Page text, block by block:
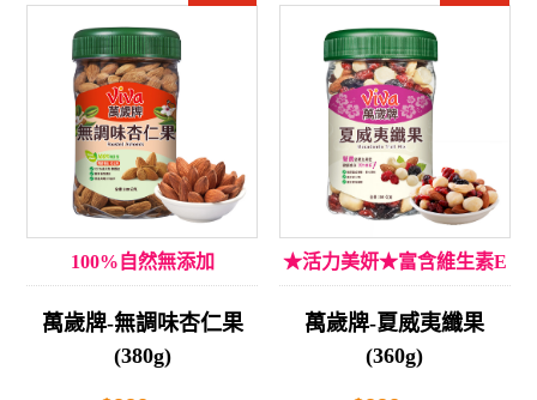
100%自然無添加
萬歲牌-無調味杏仁果
(380g)
★活力美妍★富含維生素E
萬歲牌-夏威夷纖果
(360g)